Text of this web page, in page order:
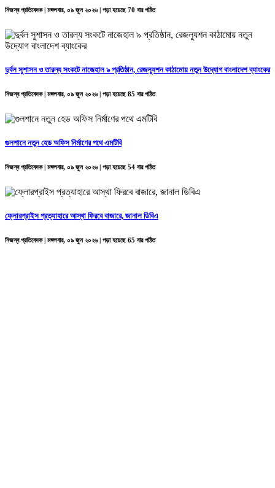
নিজস্ব প্রতিবেদক | মঙ্গলবার, ০৯ জুন ২০২৬ | পড়া হয়েছে 70 বার পঠিত
দুর্বল সুশাসন ও তারল্য সংকটে নাজেহাল ৯ প্রতিষ্ঠান, রেজল্যুশন কাঠামোয় নতুন উদ্যোগ বাংলাদেশ ব্যাংকের
নিজস্ব প্রতিবেদক | মঙ্গলবার, ০৯ জুন ২০২৬ | পড়া হয়েছে 85 বার পঠিত
গুলশানে নতুন হেড অফিস নির্মাণের পথে এমটিবি
নিজস্ব প্রতিবেদক | মঙ্গলবার, ০৯ জুন ২০২৬ | পড়া হয়েছে 54 বার পঠিত
ফ্লোরপ্রাইস প্রত্যাহারে আস্থা ফিরবে বাজারে, জানাল ডিবিএ
নিজস্ব প্রতিবেদক | মঙ্গলবার, ০৯ জুন ২০২৬ | পড়া হয়েছে 65 বার পঠিত